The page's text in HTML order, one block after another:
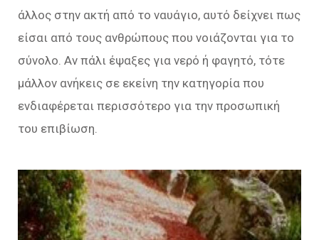
άλλος στην ακτή από το ναυάγιο, αυτό δείχνει πως
είσαι από τους ανθρώπους που νοιάζονται για το
σύνολο. Αν πάλι έψαξες για νερό ή φαγητό, τότε
μάλλον ανήκεις σε εκείνη την κατηγορία που
ενδιαφέρεται περισσότερο για την προσωπική
του επιβίωση.